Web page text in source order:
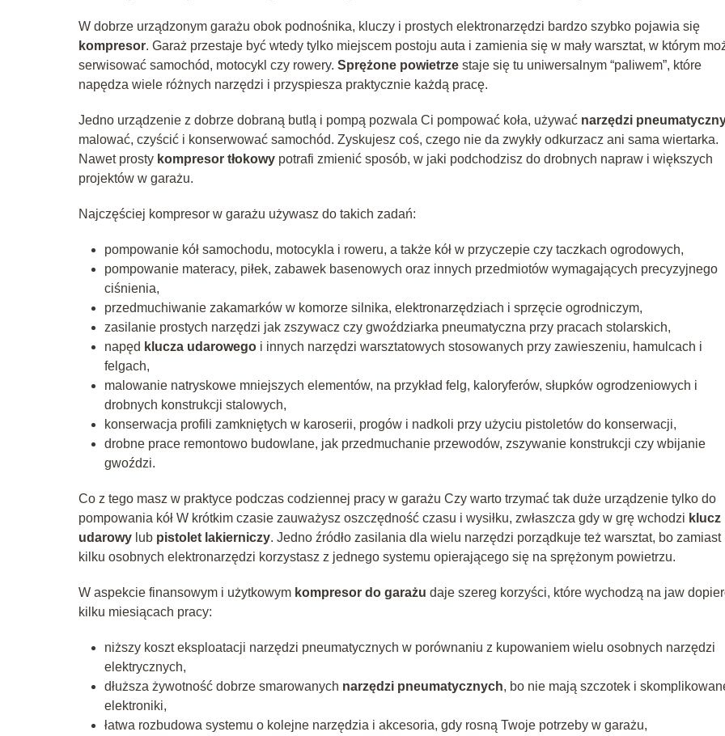
W dobrze urządzonym garażu obok podnośnika, kluczy i prostych elektronarzędzi bardzo szybko pojawia się
kompresor. Garaż przestaje być wtedy tylko miejscem postoju auta i zamienia się w mały warsztat, w którym
serwisować samochód, motocykl czy rowery. Sprężone powietrze staje się tu uniwersalnym “paliwem”, które
napędza wiele różnych narzędzi i przyspiesza praktycznie każdą pracę.
Jedno urządzenie z dobrze dobraną butlą i pompą pozwala Ci pompować koła, używać narzędzi
malować, czyścić i konserwować samochód. Zyskujesz coś, czego nie da zwykły odkurzacz ani sama wiertarka.
Nawet prosty kompresor tłokowy potrafi zmienić sposób, w jaki podchodzisz do drobnych napraw i większych
projektów w garażu.
Najczęściej kompresor w garażu używasz do takich zadań:
pompowanie kół samochodu, motocykla i roweru, a także kół w przyczepie czy taczkach ogrodowych,
pompowanie materacy, piłek, zabawek basenowych oraz innych przedmiotów wymagających precyzyjnego
ciśnienia,
przedmuchiwanie zakamarków w komorze silnika, elektronarzędziach i sprzęcie ogrodniczym,
zasilanie prostych narzędzi jak zszywacz czy gwoździarka pneumatyczna przy pracach stolarskich,
napęd klucza udarowego i innych narzędzi warsztatowych stosowanych przy zawieszeniu, hamulcach i
felgach,
malowanie natryskowe mniejszych elementów, na przykład felg, kaloryferów, słupków ogrodzeniowych i
drobnych konstrukcji stalowych,
konserwacja profili zamkniętych w karoserii, progów i nadkoli przy użyciu pistoletów do konserwacji,
drobne prace remontowo budowlane, jak przedmuchanie przewodów, zszywanie konstrukcji czy wbijanie
gwoździ.
Co z tego masz w praktyce podczas codziennej pracy w garażu Czy warto trzymać tak duże urządzenie tylko do
pompowania kół W krótkim czasie zauważysz oszczędność czasu i wysiłku, zwłaszcza gdy w grę wchodzi klucz
udarowy lub pistolet lakierniczy. Jedno źródło zasilania dla wielu narzędzi porządkuje też warsztat, bo zamiast
kilku osobnych elektronarzędzi korzystasz z jednego systemu opierającego się na sprężonym powietrzu.
W aspekcie finansowym i użytkowym kompresor do garażu daje szereg korzyści, które wychodzą na jaw
kilku miesiącach pracy:
niższy koszt eksploatacji narzędzi pneumatycznych w porównaniu z kupowaniem wielu osobnych narzędzi
elektrycznych,
dłuższa żywotność dobrze smarowanych narzędzi pneumatycznych, bo nie mają szczotek i
elektroniki,
łatwa rozbudowa systemu o kolejne narzędzia i akcesoria, gdy rosną Twoje potrzeby w garażu,